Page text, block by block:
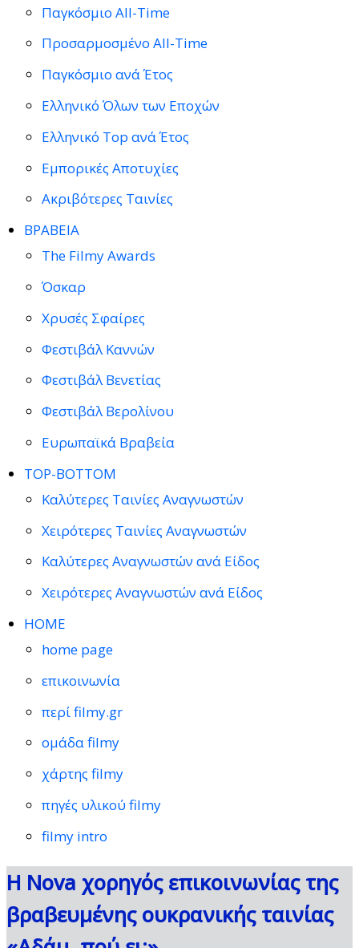
Παγκόσμιο All-Time
Προσαρμοσμένο All-Time
Παγκόσμιο ανά Έτος
Ελληνικό Όλων των Εποχών
Ελληνικό Top ανά Έτος
Εμπορικές Αποτυχίες
Ακριβότερες Ταινίες
ΒΡΑΒΕΙΑ
The Filmy Awards
Όσκαρ
Χρυσές Σφαίρες
Φεστιβάλ Καννών
Φεστιβάλ Βενετίας
Φεστιβάλ Βερολίνου
Ευρωπαϊκά Βραβεία
TOP-BOTTOM
Καλύτερες Ταινίες Αναγνωστών
Χειρότερες Ταινίες Αναγνωστών
Καλύτερες Αναγνωστών ανά Είδος
Χειρότερες Αναγνωστών ανά Είδος
HOME
home page
επικοινωνία
περί filmy.gr
ομάδα filmy
χάρτης filmy
πηγές υλικού filmy
filmy intro
Η Nova χορηγός επικοινωνίας της
βραβευμένης ουκρανικής ταινίας